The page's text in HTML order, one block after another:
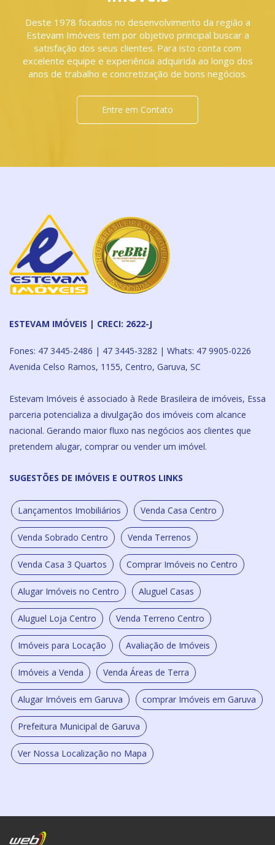
Deste 1978 focados no desenvolvimento da região a
Estevam Imóveis tem por objetivo principal buscar a
satisfação dos seus clientes. Para isto conta com
excelente equipe e experiência adquirida ao longo dos
anos de trabalho e concretização de bons negócios.
Entre em Contato
ESTEVAM IMÓVEIS | CRECI: 2622-J
Fones: 47 3445-2486 | 47 3445-3282 | Whats: 47 9905-0226
Avenida Celso Ramos, 1155, Centro, Garuva, SC
Estevam Imóveis é associado à Rede Brasileira de imóveis, Essa
parceria potencializa a divulgação dos imóveis com alcance
nacional. Gerando maior fluxo nas negócios aos clientes que
pretendem alugar, comprar ou vender um imóvel.
SUGESTÕES DE IMÓVEIS E OUTROS LINKS
Lançamentos Imobiliários Venda Casa Centro
Venda Sobrado Centro Venda Terrenos
Venda Casa 3 Quartos Comprar Imóveis no Centro
Alugar Imóveis no Centro Aluguel Casas
Aluguel Loja Centro Venda Terreno Centro
Imóveis para Locação Avaliação de Imóveis
Imóveis a Venda Venda Áreas de Terra
Alugar Imóveis em Garuva comprar Imóveis em Garuva
Prefeitura Municipal de Garuva
Ver Nossa Localização no Mapa